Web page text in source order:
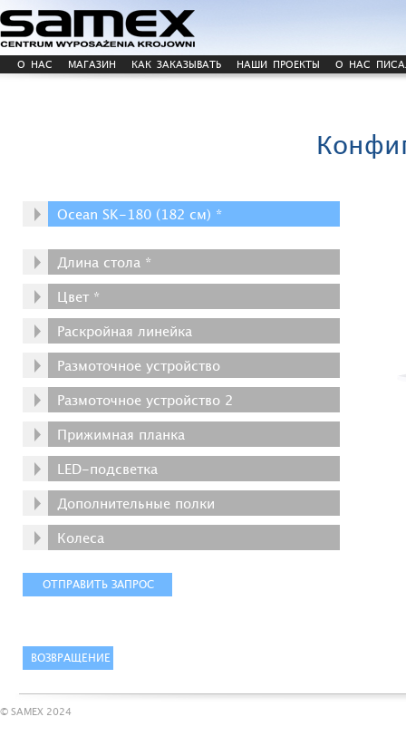
О НАС МАГАЗИН КАК ЗАКАЗЫВАТЬ НАШИ ПРОЕКТЫ О НАС
Ocean SK-180 (182 cм) *
Длина стола *
Цвет *
Раскройная линейка
Размоточное устройство
Размоточное устройство 2
Прижимная планка
LED-подсветка
Дополнительные полки
Колеса
© SAMEX 2024